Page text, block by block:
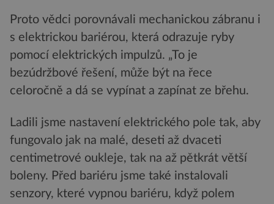
Proto vědci porovnávali mechanickou zábranu i
s elektrickou bariérou, která odrazuje ryby
pomocí elektrických impulzů. „To je
bezúdržbové řešení, může být na řece
celoročně a dá se vypínat a zapínat ze břehu.
Ladili jsme nastavení elektrického pole tak, aby
fungovalo jak na malé, deseti až dvaceti
centimetrové oukleje, tak na až pětkrát větší
boleny. Před bariéru jsme také instalovali
senzory, které vypnou bariéru, když polem